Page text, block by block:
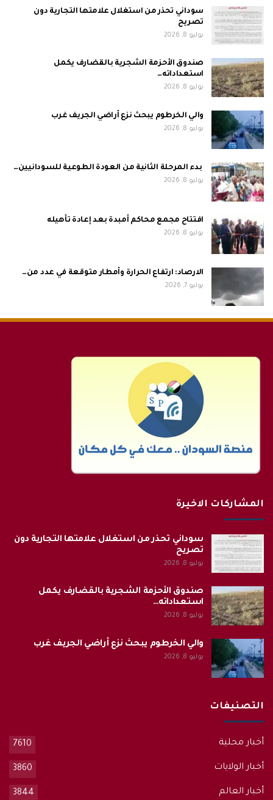
سوداني تحذر من استغلال علامتها التجارية دون
تصريح
يوليو 8, 2026
صندوق الأحزمة الشجرية بالقضارف يكمل
استعداداته…
يوليو 8, 2026
والي الخرطوم يبحث نزع أراضي الجريف غرب
يوليو 8, 2026
بدء المرحلة الثانية من العودة الطوعية للسودانيين…
يوليو 8, 2026
افتتاح مجمع محاكم أمبدة بعد إعادة تأهيله
يوليو 8, 2026
الارصاد: ارتفاع الحرارة وأمطار متوقعة في عدد من…
يوليو 7, 2026
المشاركات الاخيرة
سوداني تحذر من استغلال علامتها التجارية دون
تصريح
يوليو 8, 2026
صندوق الأحزمة الشجرية بالقضارف يكمل
استعداداته…
يوليو 8, 2026
والي الخرطوم يبحث نزع أراضي الجريف غرب
يوليو 8, 2026
التصنيفات
أخبار محلية 7610
أخبار الولايات 3860
أخبار العالم 3844